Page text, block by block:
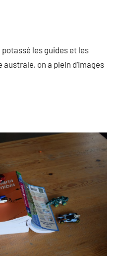
potassé les guides et les
australe, on a plein d’images